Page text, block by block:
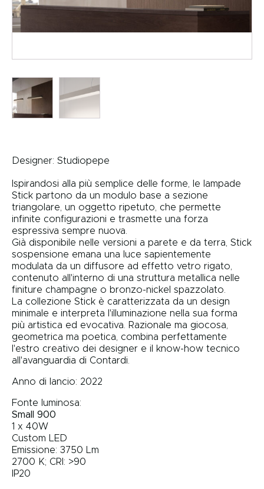
Designer: Studiopepe
Ispirandosi alla più semplice delle forme, le lampade
Stick partono da un modulo base a sezione
triangolare, un oggetto ripetuto, che permette
infinite configurazioni e trasmette una forza
espressiva sempre nuova.
Già disponibile nelle versioni a parete e da terra, Stick
sospensione emana una luce sapientemente
modulata da un diffusore ad effetto vetro rigato,
contenuto all'interno di una struttura metallica nelle
finiture champagne o bronzo-nickel spazzolato.
La collezione Stick è caratterizzata da un design
minimale e interpreta l'illuminazione nella sua forma
più artistica ed evocativa. Razionale ma giocosa,
geometrica ma poetica, combina perfettamente
l'estro creativo dei designer e il know-how tecnico
all'avanguardia di Contardi.
Anno di lancio: 2022
Fonte luminosa:
Small 900
1 x 40W
Custom LED
Emissione: 3750 Lm
2700 K; CRI: >90
IP20